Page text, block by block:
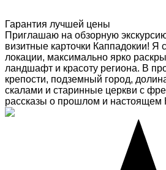
Гарантия лучшей цены
Приглашаю на обзорную
визитные карточки Каппадокии! Я
локации, максимально ярко
ландшафт и красоту региона. В
крепости, подземный город,
скалами и старинные церкви с
рассказы о прошлом и настоящем